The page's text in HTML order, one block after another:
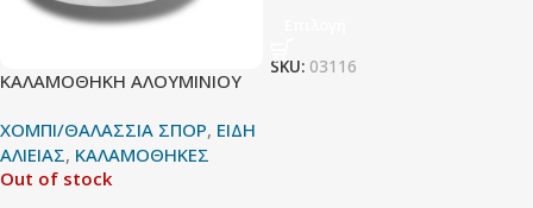
ΚΑΛΑΜΟΘΗΚΗ ΑΛΟΥΜΙΝΙΟΥ
ΧΟΜΠΙ/ΘΑΛΑΣΣΙΑ ΣΠΟΡ, ΕΙΔΗ
ΑΛΙΕΙΑΣ, ΚΑΛΑΜΟΘΗΚΕΣ
Out of stock
SKU: 03116